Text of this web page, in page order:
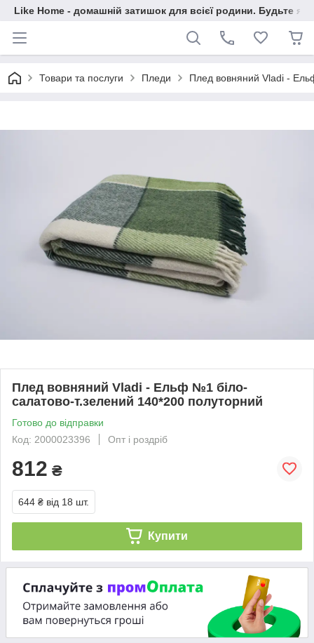
Like Home - домашній затишок для всієї родини. Будьте як
Товари та послуги Пледи Плед вовняний Vladi -
Плед вовняний Vladi - Ельф №1 біло-
салатово-т.зелений 140*200 полуторний
Готово до відправки
Код: 2000023396
Опт і роздріб
812 ₴
644 ₴ від 18 шт.
Купити